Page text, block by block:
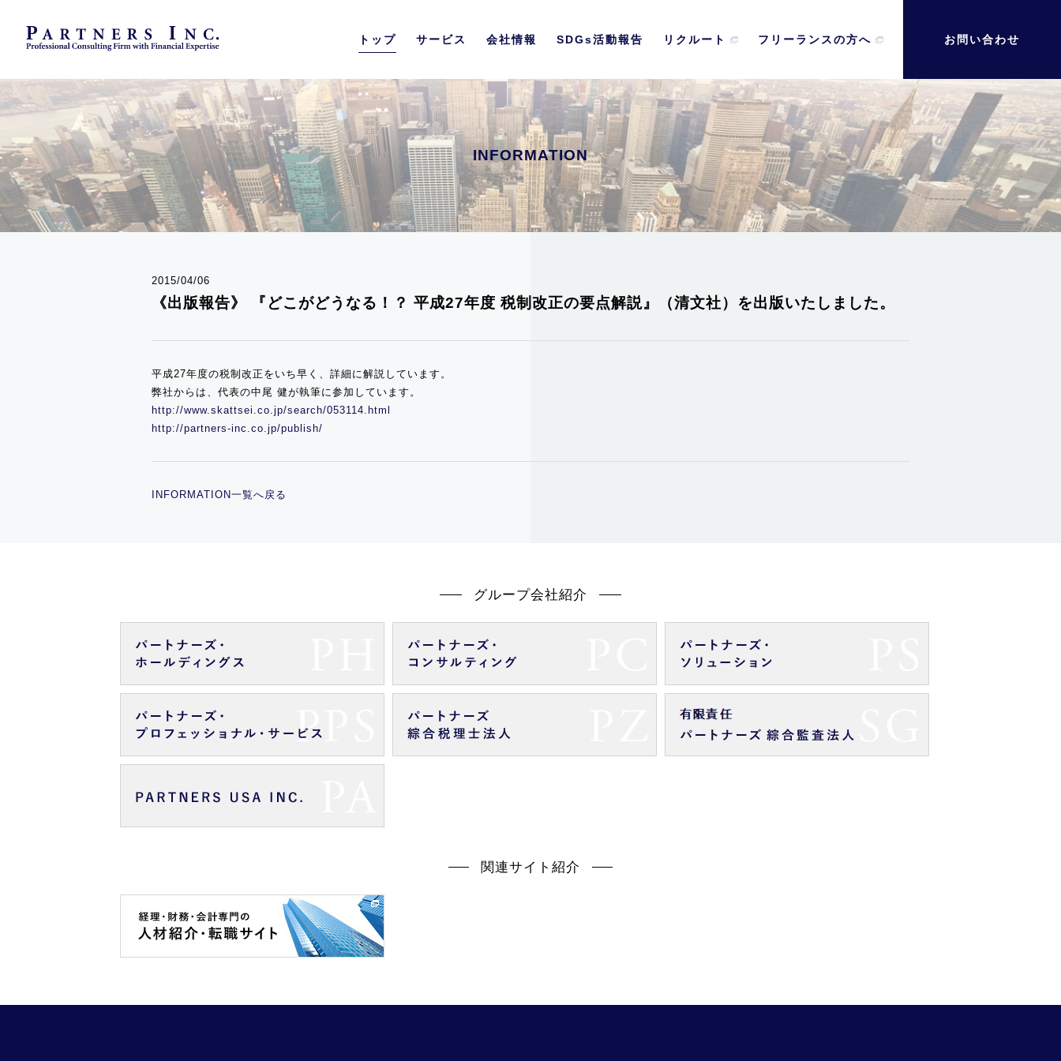
お問い合わせ
トップ サービス 会社情報 SDGs活動報告 リクルート フリーランスの方へ
INFORMATION
2015/04/06
《出版報告》 『どこがどうなる！？ 平成27年度 税制改正の要点解説』（清文社）を出版いたしました。
平成27年度の税制改正をいち早く、詳細に解説しています。
弊社からは、代表の中尾 健が執筆に参加しています。
http://www.skattsei.co.jp/search/053114.html
http://partners-inc.co.jp/publish/
INFORMATION一覧へ戻る
グループ会社紹介
関連サイト紹介